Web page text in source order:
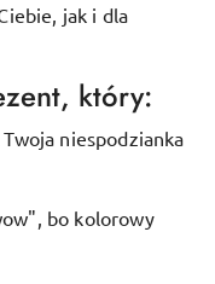
jak i dla
który:
niespodzianka
bo kolorowy